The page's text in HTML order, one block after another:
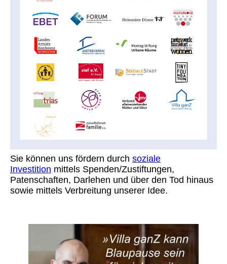
Sie können uns fördern durch soziale
Investition mittels Spenden/Zustiftungen,
Patenschaften, Darlehen und über den Tod hinaus
sowie mittels Verbreitung unserer Idee.